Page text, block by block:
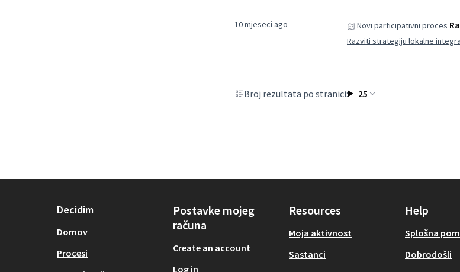
10 mjeseci ago Novi participativni proces
Razviti strategiju lokalne
Broj rezultata po stranici: 25
Decidim
Domov
Procesi
Postavke mojeg
računa
Create an account
Log in
Resources
Moja aktivnost
Sastanci
Help
Splošna
Dobrodošli